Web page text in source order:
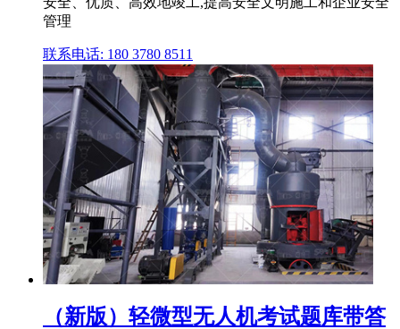
管理
联系电话: 180 3780 8511
（新版）轻微型无人机考试题库带答